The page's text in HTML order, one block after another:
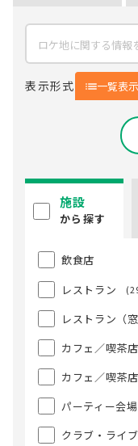
表示形式 一覧表示
施設
から探す
飲食店
レストラン
レストラン（窓
カフェ／喫茶店
カフェ／喫茶
パーティー会場
クラブ・ライ